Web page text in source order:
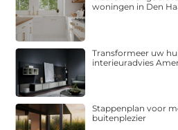
woningen in Den
Transformeer uw
interieuradvies
Stappenplan voor
buitenplezier